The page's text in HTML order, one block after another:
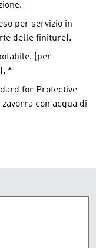
per servizio in
delle finiture).
(per
maggiori dettagli, visionare il sito UL). *
for Protective
con acqua di